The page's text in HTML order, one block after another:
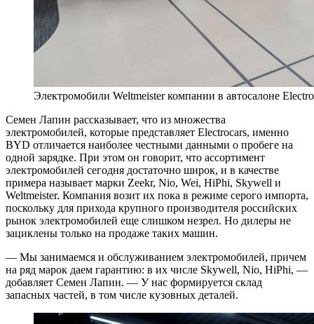
Электромобили Weltmeister компании в автосалоне
Семен Лапин рассказывает, что из множества
электромобилей, которые представляет Electrocars, именно
BYD отличается наиболее честными данными о пробеге на
одной зарядке. При этом он говорит, что ассортимент
электромобилей сегодня достаточно широк, и в качестве
примера называет марки Zeekr, Nio, Wei, HiPhi, Skywell и
Weltmeister. Компания возит их пока в режиме серого импорта,
поскольку для прихода крупного производителя российских
рынок электромобилей еще слишком незрел. Но дилеры не
зациклены только на продаже таких машин.
— Мы занимаемся и обслуживанием электромобилей, причем
на ряд марок даем гарантию: в их числе Skywell, Nio, HiPhi, —
добавляет Семен Лапин. — У нас формируется склад
запасных частей, в том числе кузовных деталей.